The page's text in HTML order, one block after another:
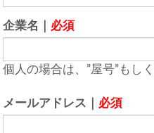
企業名｜ 必須
個人の場合は、”屋号”もし
メールアドレス｜ 必須